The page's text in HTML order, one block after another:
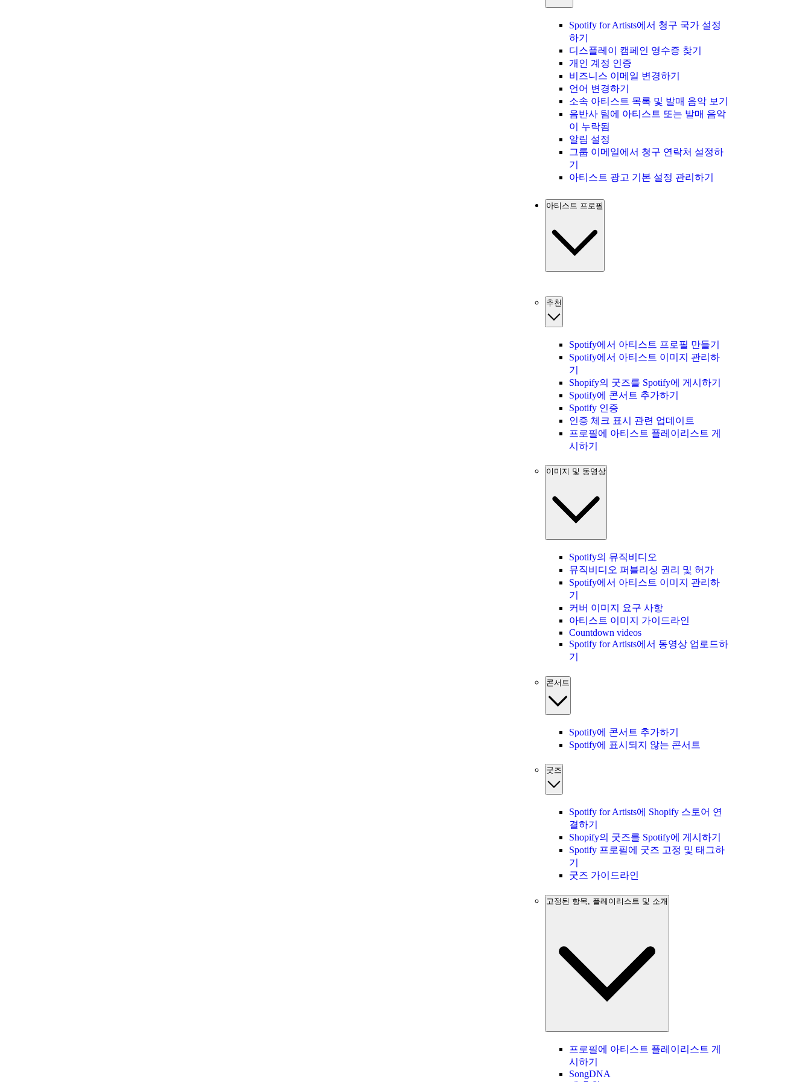
Spotify for Artists에서 청구 국가 설정
하기
디스플레이 캠페인 영수증 찾기
개인 계정 인증
비즈니스 이메일 변경하기
언어 변경하기
소속 아티스트 목록 및 발매 음악 보기
음반사 팀에 아티스트 또는 발매 음악
이 누락됨
알림 설정
그룹 이메일에서 청구 연락처 설정하
기
아티스트 광고 기본 설정 관리하기
아티스트 프로필
추천
Spotify에서 아티스트 프로필 만들기
Spotify에서 아티스트 이미지 관리하
기
Shopify의 굿즈를 Spotify에 게시하기
Spotify에 콘서트 추가하기
Spotify 인증
인증 체크 표시 관련 업데이트
프로필에 아티스트 플레이리스트 게
시하기
이미지 및 동영상
Spotify의 뮤직비디오
뮤직비디오 퍼블리싱 권리 및 허가
Spotify에서 아티스트 이미지 관리하
기
커버 이미지 요구 사항
아티스트 이미지 가이드라인
Countdown videos
Spotify for Artists에서 동영상 업로드하
기
콘서트
Spotify에 콘서트 추가하기
Spotify에 표시되지 않는 콘서트
굿즈
Spotify for Artists에 Shopify 스토어 연
결하기
Shopify의 굿즈를 Spotify에 게시하기
Spotify 프로필에 굿즈 고정 및 태그하
기
굿즈 가이드라인
고정된 항목, 플레이리스트 및 소개
프로필에 아티스트 플레이리스트 게
시하기
SongDNA